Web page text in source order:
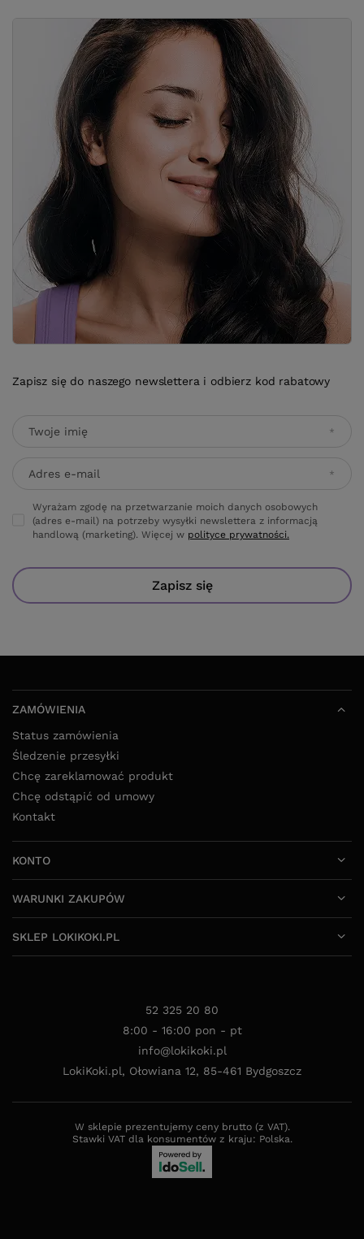
Zapisz się do naszego newslettera i odbierz kod rabatowy
Twoje imię
Adres e-mail
Wyrażam zgodę na przetwarzanie moich danych osobowych
(adres e-mail) na potrzeby wysyłki newslettera z informacją
handlową (marketing). Więcej w polityce prywatności.
Zapisz się
ZAMÓWIENIA
Status zamówienia
Śledzenie przesyłki
Chcę zareklamować produkt
Chcę odstąpić od umowy
Kontakt
KONTO
WARUNKI ZAKUPÓW
SKLEP LOKIKOKI.PL
52 325 20 80
8:00 - 16:00 pon - pt
info@lokikoki.pl
LokiKoki.pl, Ołowiana 12, 85-461 Bydgoszcz
W sklepie prezentujemy ceny brutto (z VAT).
Stawki VAT dla konsumentów z kraju: Polska.